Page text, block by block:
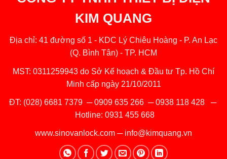
KIM QUANG
Địa chỉ: 41 đường số 1 - KDC Lý Chiêu Hoàng - P. An Lạc
(Q. Bình Tân) - TP. HCM
MST: 0311259943 do Sở Kế hoạch & Đầu tư Tp. Hồ Chí
Minh cấp ngày 21/10/2011
ĐT: (028) 6681 7379 ─0909 635 266─0938 118 428─
Hotline: 0931 455 668
www.sinovanlock.com ─ info@kimquang.vn